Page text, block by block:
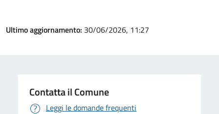
Ultimo aggiornamento: 30/06/2026, 11:27
Contatta il Comune
Leggi le domande frequenti